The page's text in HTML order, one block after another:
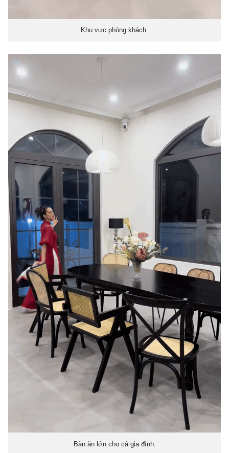
Khu vực phòng khách.
Bàn ăn lớn cho cả gia đình.